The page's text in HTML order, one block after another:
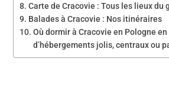
Carte de Cracovie : Tous les lieux du
Balades à Cracovie : Nos itinéraires
Où dormir à Cracovie en Pologne
d’hébergements jolis, centraux ou